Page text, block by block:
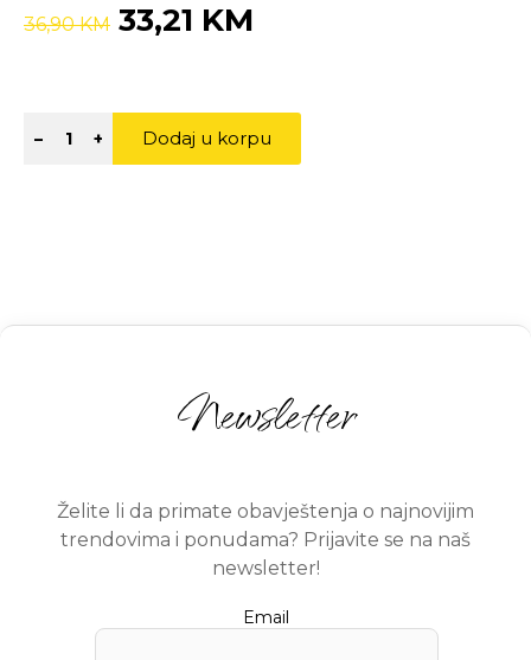
36,90 KM 33,21 KM
– + Dodaj u korpu
Newsletter
Želite li da primate obavještenja o najnovijim
trendovima i ponudama? Prijavite se na naš
newsletter!
Email